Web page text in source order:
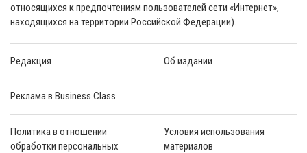
относящихся к предпочтениям пользователей сети «Интернет»,
находящихся на территории Российской Федерации).
Редакция Об издании
Реклама в Business Class
Политика в отношении
обработки персональных
Условия использования
материалов